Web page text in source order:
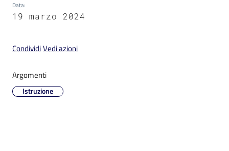
V
i
a
r
e
Data:
19 marzo 2024
CondividiVedi azioni
Argomenti
Istruzione